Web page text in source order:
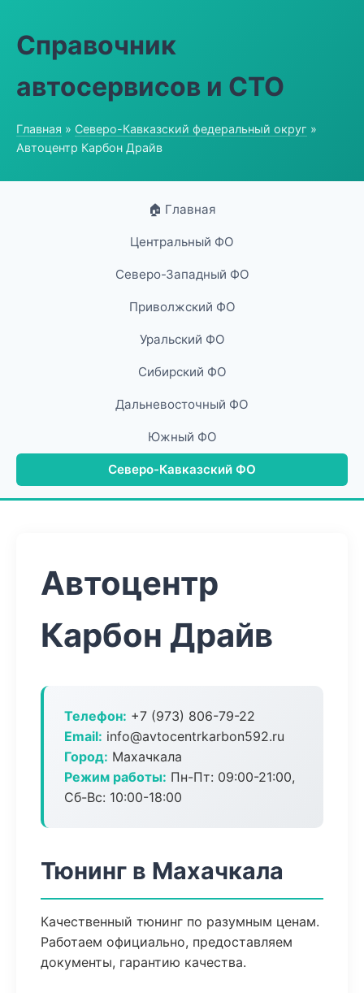
Справочник
автосервисов и СТО
Главная » Северо-Кавказский федеральный округ »
Автоцентр Карбон Драйв
🏠 Главная
Центральный ФО
Северо-Западный ФО
Приволжский ФО
Уральский ФО
Сибирский ФО
Дальневосточный ФО
Южный ФО
Северо-Кавказский ФО
Автоцентр
Карбон Драйв
Телефон: +7 (973) 806-79-22
Email: info@avtocentrkarbon592.ru
Город: Махачкала
Режим работы: Пн-Пт: 09:00-21:00,
Сб-Вс: 10:00-18:00
Тюнинг в Махачкала
Качественный тюнинг по разумным ценам.
Работаем официально, предоставляем
документы, гарантию качества.